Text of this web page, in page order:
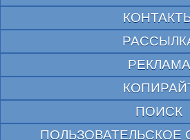
РЕКЛАМА
ПОИСК
ПОЛЬЗОВАТЕЛЬСКОЕ